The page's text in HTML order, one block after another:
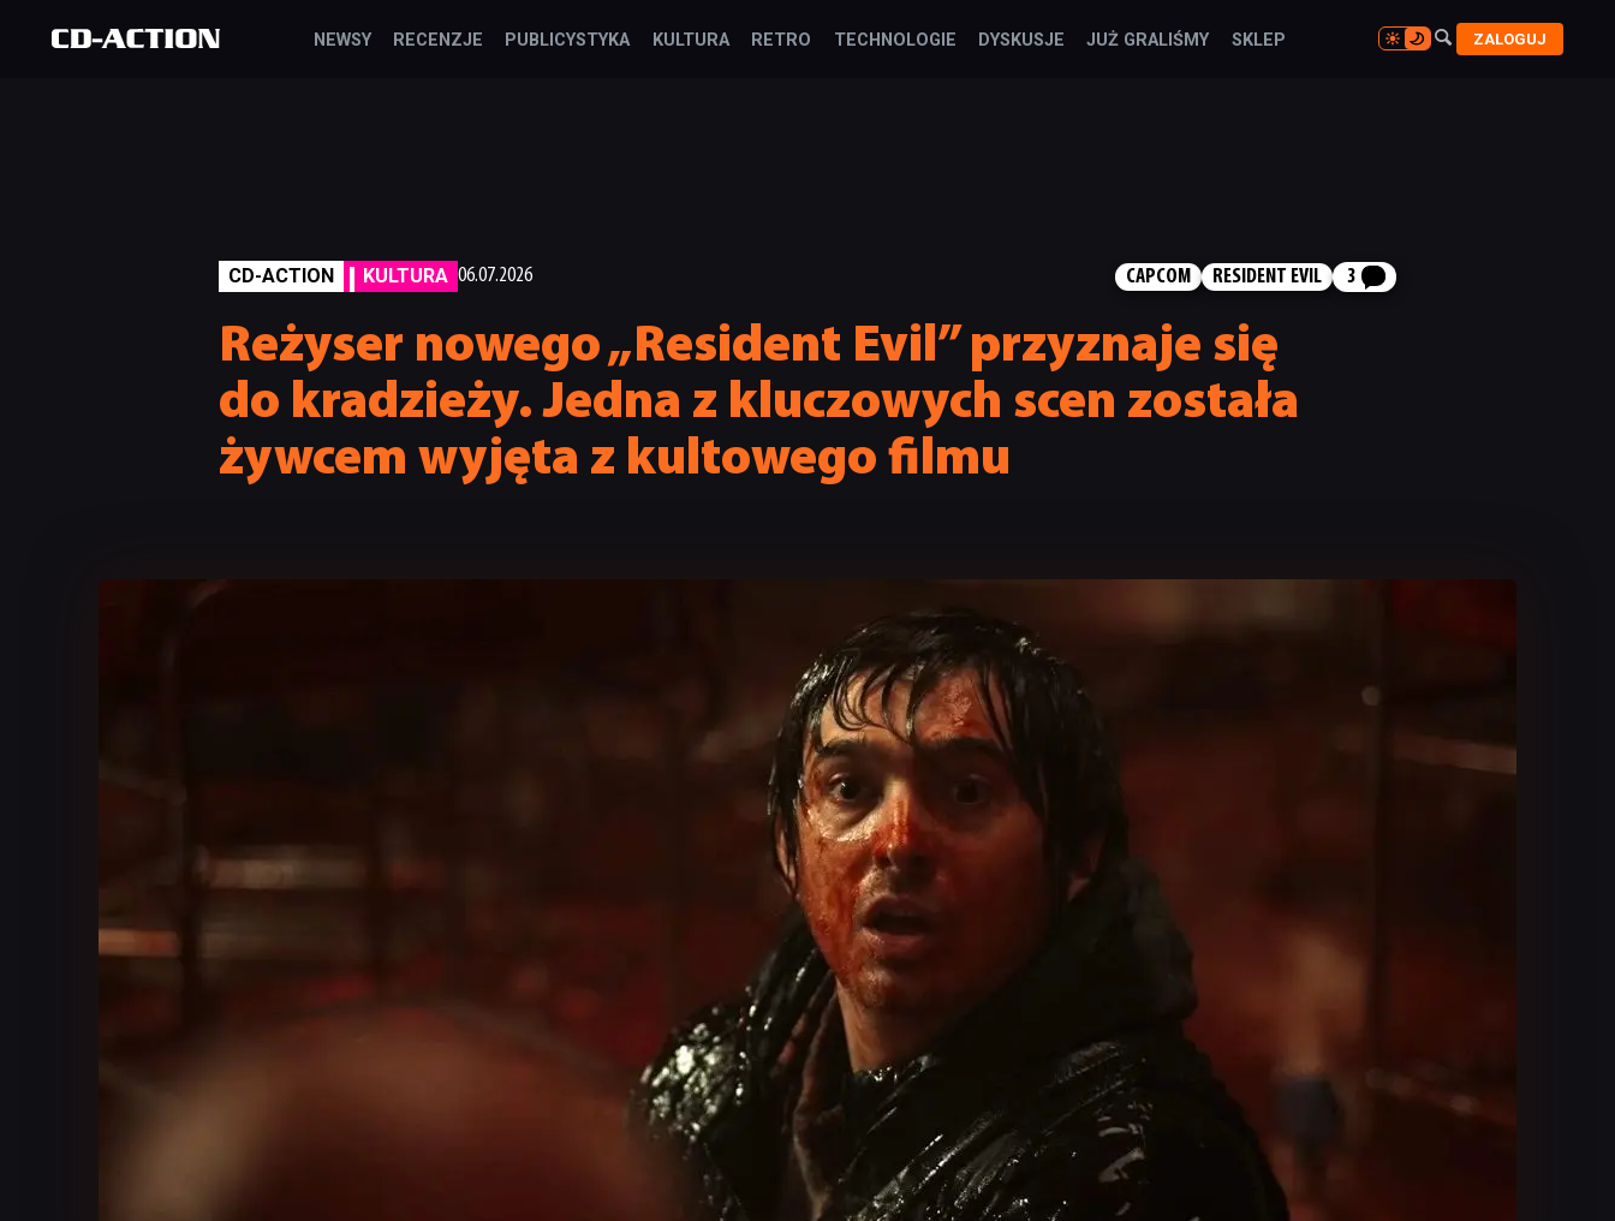
NEWSY RECENZJE PUBLICYSTYKA KULTURA RETRO TECHNOLOGIE DYSKUSJE JUŻ GRALIŚMY SKLEP 
 ZALOGUJ
CD-ACTION KULTURA 06.07.2026 CAPCOM RESIDENT EVIL 3
Reżyser nowego „Resident Evil” przyznaje się
do kradzieży. Jedna z kluczowych scen została
żywcem wyjęta z kultowego filmu